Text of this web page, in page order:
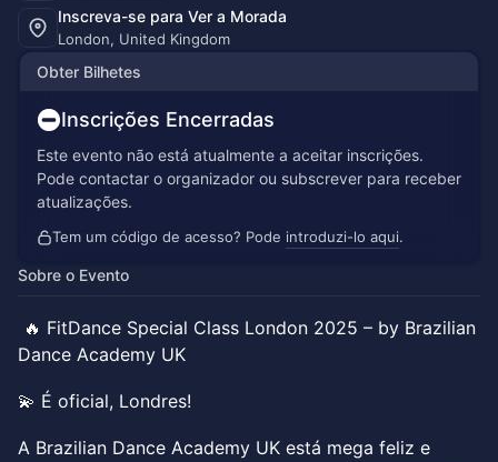
Inscreva-se para Ver a Morada
London, United Kingdom
Obter Bilhetes
Inscrições Encerradas
Este evento não está atualmente a aceitar inscrições.
Pode contactar o organizador ou subscrever para receber
atualizações.
Tem um código de acesso? Pode introduzi-lo aqui.
Sobre o Evento
🔥 FitDance Special Class London 2025 – by Brazilian
Dance Academy UK
💫 É oficial, Londres!
A Brazilian Dance Academy UK está mega feliz e